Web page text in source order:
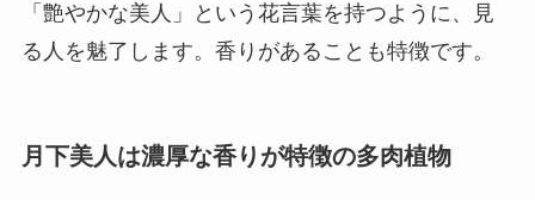
「艶やかな美人」という花言葉を持つように、見
る人を魅了します。 香りがあることも特徴です。
月下美人は濃厚な香りが特徴の多肉植物